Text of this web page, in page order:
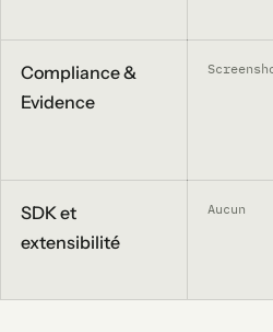
Compliance &
Evidence
SDK et
extensibilité
Aucun